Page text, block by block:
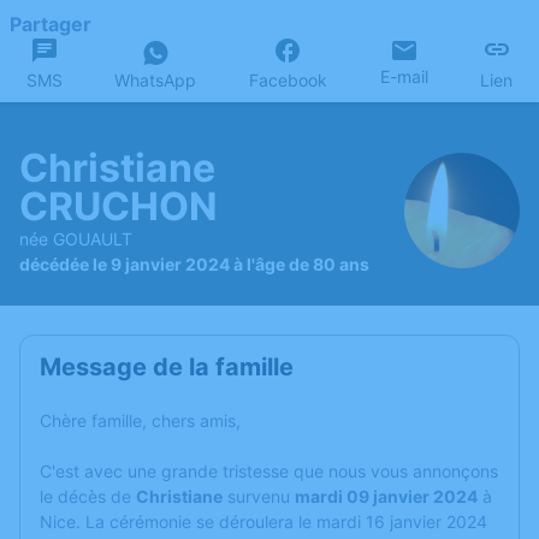
Partager
SMS WhatsApp Facebook E-mail Lien
Christiane
CRUCHON
née GOUAULT
décédée le 9 janvier 2024 à l'âge de 80 ans
Message de la famille
Chère famille, chers amis,
C'est avec une grande tristesse que nous vous annonçons
le décès de Christiane survenu mardi 09 janvier 2024 à
Nice. La cérémonie se déroulera le mardi 16 janvier 2024